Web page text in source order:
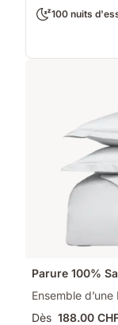
100 nuits
Parure 100%
Ensemble
Dès 188.00